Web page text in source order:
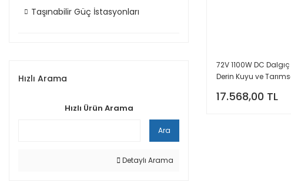
Taşınabilir Güç İstasyonları
Hızlı Arama
Hızlı Ürün Arama
Ara
Detaylı Arama
72V 1100W DC
Derin Kuyu ve
17.568,00 TL